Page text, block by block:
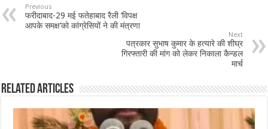
Previous
फरीदाबाद-29 मई फतेहाबाद रैली ‘विपक्ष
आपके समक्ष’को कांग्रेसियों ने की मंत्रणा
Next
पत्रकार सुभाष कुमार के हत्यारे की शीघ्र
गिरफ्तारी की मांग को लेकर निकाला कैन्डल
मार्च
Related Articles